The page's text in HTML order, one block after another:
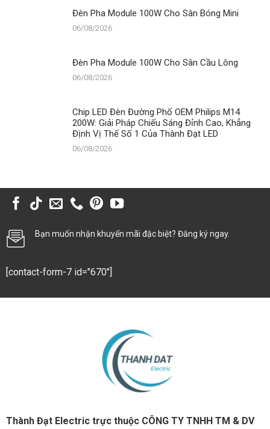
Đèn Pha Module 100W Cho Sân Bóng Mini
06/08/2026
Đèn Pha Module 100W Cho Sân Cầu Lông
06/08/2026
Chip LED Đèn Đường Phố OEM Philips M14
200W: Giải Pháp Chiếu Sáng Đỉnh Cao, Khẳng
Định Vị Thế Số 1 Của Thành Đạt LED
06/08/2026
Bạn muốn nhận khuyến mãi đặc biệt? Đăng ký ngay.
[contact-form-7 id="670"]
Thành Đạt Electric trực thuộc CÔNG TY TNHH TM & DV